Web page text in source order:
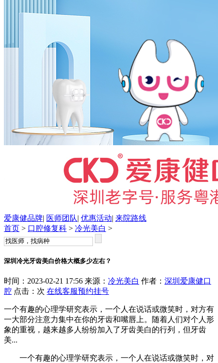
爱康健品牌| 医师团队| 优惠活动| 来院路线
首页 > 口腔修复科 > 冷光美白 >
深圳冷光牙齿美白价格大概多少左右？
时间：2023-02-21 17:56 来源： 冷光美白 作者： 深圳爱康健口
腔 点击： 次 在线客服预约挂号
一个有趣的心理学研究表示，一个人在说话或微笑时，对方有
一大部分注意力集中在你的牙齿和嘴唇上。随着人们对个人形
象的重视，越来越多人纷纷加入了牙齿美白的行列，但牙齿
美...
一个有趣的心理学研究表示，一个人在说话或微笑时，对